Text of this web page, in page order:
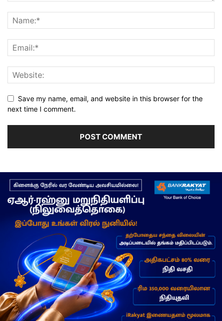
Save my name, email, and website in this browser for the
next time I comment.